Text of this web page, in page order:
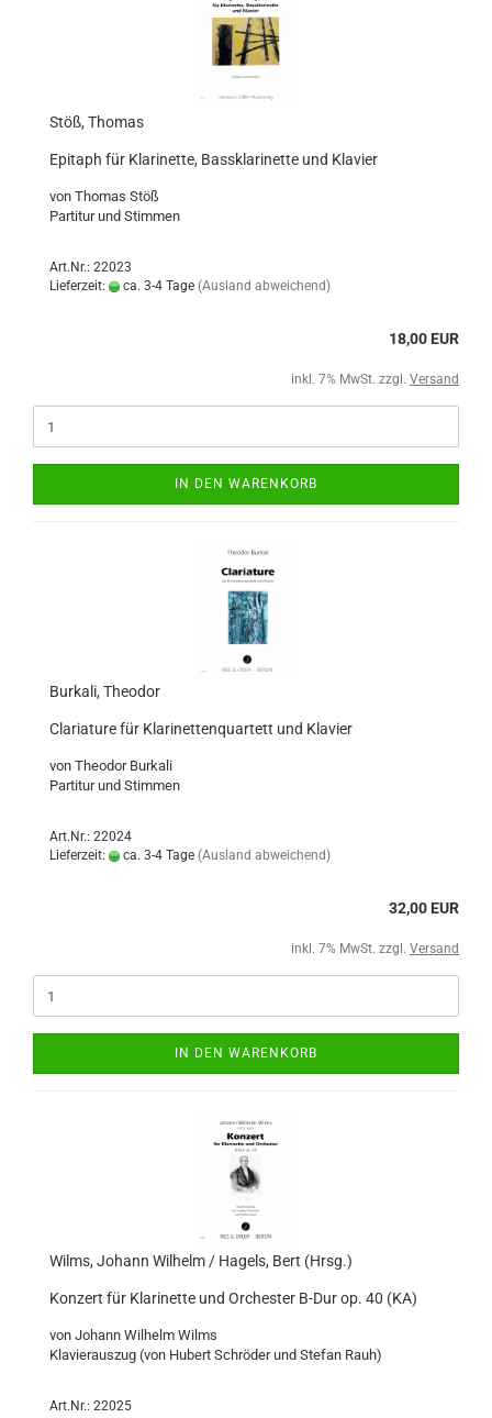
Stöß, Thomas
Epitaph für Klarinette, Bassklarinette und Klavier
von Thomas Stöß
Partitur und Stimmen
Art.Nr.: 22023
Lieferzeit:
ca. 3-4 Tage (Ausland abweichend)
18,00 EUR
inkl. 7% MwSt. zzgl. Versand
IN DEN WARENKORB
Burkali, Theodor
Clariature für Klarinettenquartett und Klavier
von Theodor Burkali
Partitur und Stimmen
Art.Nr.: 22024
Lieferzeit:
ca. 3-4 Tage (Ausland abweichend)
32,00 EUR
inkl. 7% MwSt. zzgl. Versand
IN DEN WARENKORB
Wilms, Johann Wilhelm / Hagels, Bert (Hrsg.)
Konzert für Klarinette und Orchester B-Dur op. 40 (KA)
von Johann Wilhelm Wilms
Klavierauszug (von Hubert Schröder und Stefan Rauh)
Art.Nr.: 22025